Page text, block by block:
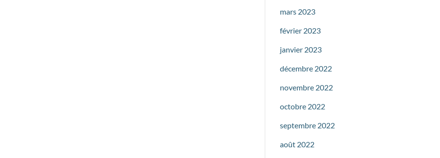
mars 2023
février 2023
janvier 2023
décembre 2022
novembre 2022
octobre 2022
septembre 2022
août 2022